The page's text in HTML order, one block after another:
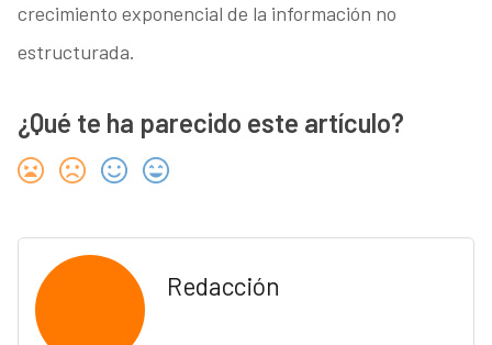
crecimiento exponencial de la información no
estructurada.
¿Qué te ha parecido este artículo?
Redacción